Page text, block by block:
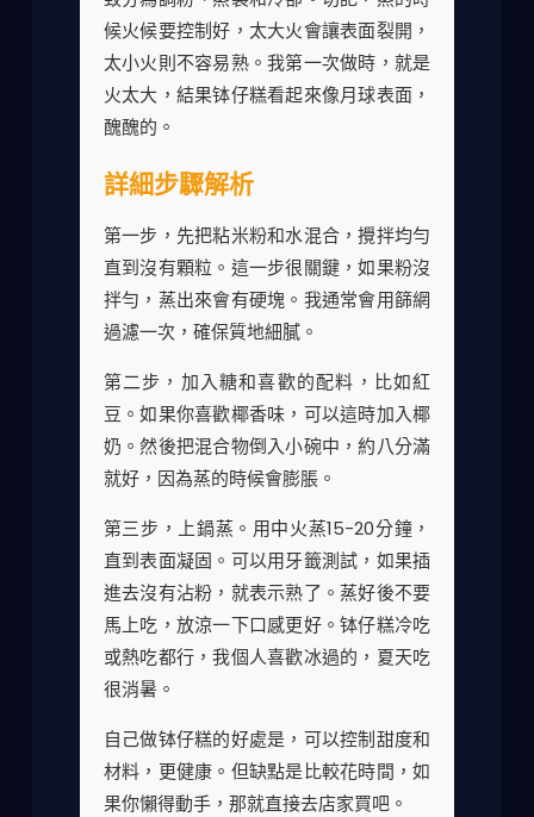
候火候要控制好，太大火會讓表面裂開，
太小火則不容易熟。我第一次做時，就是
火太大，結果钵仔糕看起來像月球表面，
醜醜的。
詳細步驟解析
第一步，先把粘米粉和水混合，攪拌均勻
直到沒有顆粒。這一步很關鍵，如果粉沒
拌勻，蒸出來會有硬塊。我通常會用篩網
過濾一次，確保質地細膩。
第二步，加入糖和喜歡的配料，比如紅
豆。如果你喜歡椰香味，可以這時加入椰
奶。然後把混合物倒入小碗中，約八分滿
就好，因為蒸的時候會膨脹。
第三步，上鍋蒸。用中火蒸15-20分鐘，
直到表面凝固。可以用牙籤測試，如果插
進去沒有沾粉，就表示熟了。蒸好後不要
馬上吃，放涼一下口感更好。钵仔糕冷吃
或熱吃都行，我個人喜歡冰過的，夏天吃
很消暑。
自己做钵仔糕的好處是，可以控制甜度和
材料，更健康。但缺點是比較花時間，如
果你懶得動手，那就直接去店家買吧。